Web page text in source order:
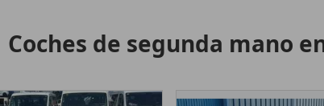
Coches de segunda mano